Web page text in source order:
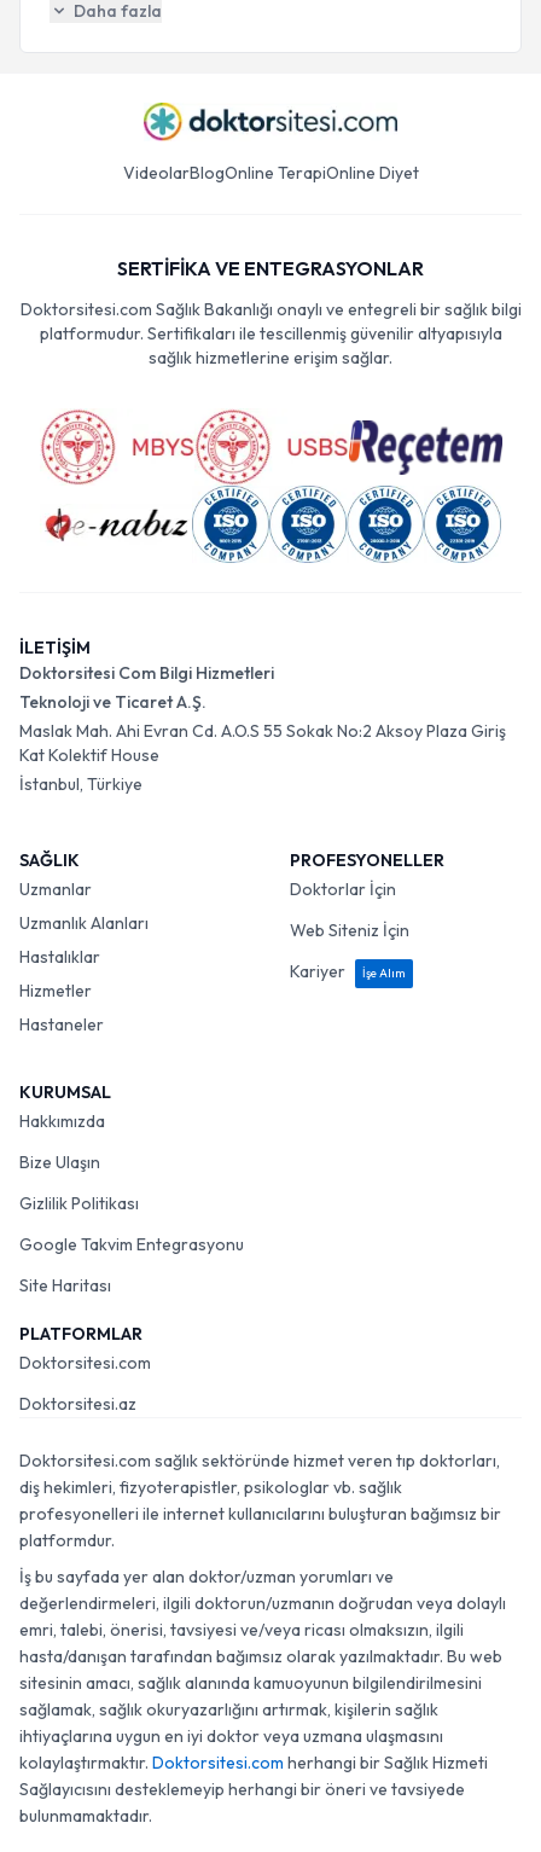
Daha fazla
VideolarBlogOnline TerapiOnline Diyet
SERTİFİKA VE ENTEGRASYONLAR
Doktorsitesi.com Sağlık Bakanlığı onaylı ve entegreli bir sağlık bilgi
platformudur. Sertifikaları ile tescillenmiş güvenilir altyapısıyla
sağlık hizmetlerine erişim sağlar.
İLETİŞİM
Doktorsitesi Com Bilgi Hizmetleri
Teknoloji ve Ticaret A.Ş.
Maslak Mah. Ahi Evran Cd. A.O.S 55 Sokak No:2 Aksoy Plaza Giriş
Kat Kolektif House
İstanbul, Türkiye
SAĞLIK
Uzmanlar
Uzmanlık Alanları
Hastalıklar
Hizmetler
Hastaneler
PROFESYONELLER
Doktorlar İçin
Web Siteniz İçin
Kariyer
İşe Alım
KURUMSAL
Hakkımızda
Bize Ulaşın
Gizlilik Politikası
Google Takvim Entegrasyonu
Site Haritası
PLATFORMLAR
Doktorsitesi.com
Doktorsitesi.az
Doktorsitesi.com sağlık sektöründe hizmet veren tıp doktorları,
diş hekimleri, fizyoterapistler, psikologlar vb. sağlık
profesyonelleri ile internet kullanıcılarını buluşturan bağımsız bir
platformdur.
İş bu sayfada yer alan doktor/uzman yorumları ve
değerlendirmeleri, ilgili doktorun/uzmanın doğrudan veya dolaylı
emri, talebi, önerisi, tavsiyesi ve/veya ricası olmaksızın, ilgili
hasta/danışan tarafından bağımsız olarak yazılmaktadır. Bu web
sitesinin amacı, sağlık alanında kamuoyunun bilgilendirilmesini
sağlamak, sağlık okuryazarlığını artırmak, kişilerin sağlık
ihtiyaçlarına uygun en iyi doktor veya uzmana ulaşmasını
kolaylaştırmaktır. Doktorsitesi.com herhangi bir Sağlık Hizmeti
Sağlayıcısını desteklemeyip herhangi bir öneri ve tavsiyede
bulunmamaktadır.